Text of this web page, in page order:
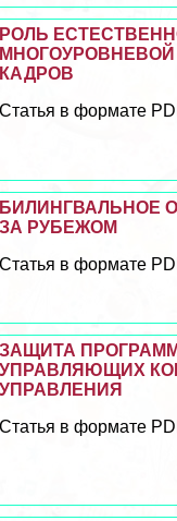
РОЛЬ
МНОГОУРОВНЕВОЙ
КАДРОВ
Статья в формате
БИЛИНГВАЛЬНОЕ
ЗА РУБЕЖОМ
Статья в формате
ЗАЩИТА
УПРАВЛЯЮЩИХ
УПРАВЛЕНИЯ
Статья в формате